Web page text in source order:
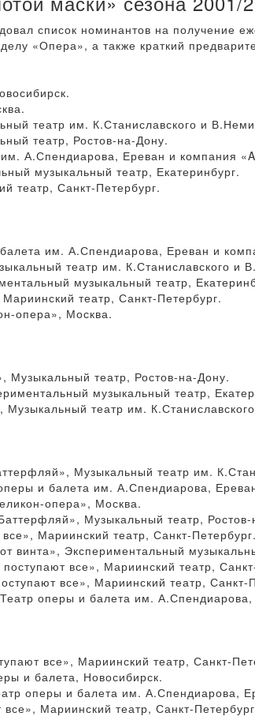
список номинантов на получение
«Опера», а также краткий
театр им. К.Станиславского и
театр, Ростов-на-Дону.
А.Спендиарова, Ереван и компания
музыкальный театр, Екатеринбург.
театр, Санкт-Петербург.
им. А.Спендиарова, Ереван и
театр им. К.Станиславского и
музыкальный театр,
театр, Санкт-Петербург.
опера», Москва.
театр, Ростов-на-Дону.
музыкальный театр,
театр им.
Музыкальный театр им.
и балета им. А.Спендиарова,
опера», Москва.
Музыкальный театр, Ростов-
Мариинский театр, Санкт-Петербург.
винта», Экспериментальный
все», Мариинский театр,
все», Мариинский театр, Санкт-
оперы и балета им.
все», Мариинский театр, Санкт-
и балета, Новосибирск.
оперы и балета им. А.Спендиарова,
Мариинский театр, Санкт-